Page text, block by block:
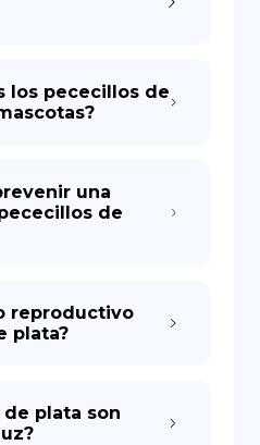
los pececillos de
una
de
reproductivo
plata?
plata son